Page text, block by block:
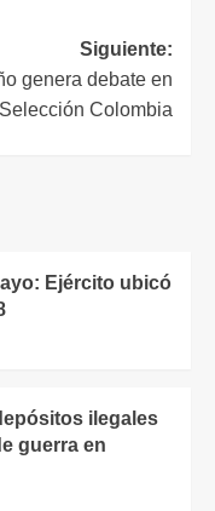
Siguiente:
genera debate en
Colombia
Ejército ubicó
ilegales
guerra en